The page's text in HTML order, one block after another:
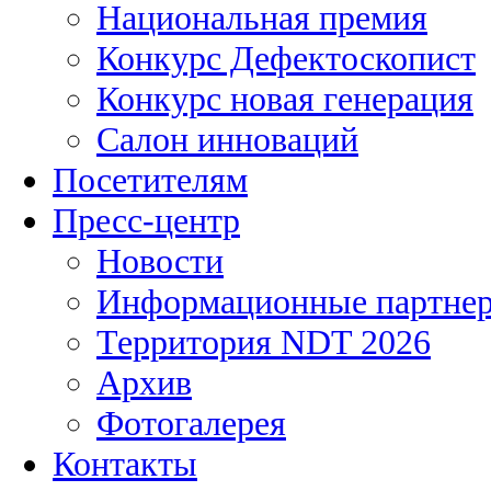
Национальная премия
Конкурс Дефектоскопист
Конкурс новая генерация
Салон инноваций
Посетителям
Пресс-центр
Новости
Информационные
Территория NDT 2026
Архив
Фотогалерея
Контакты